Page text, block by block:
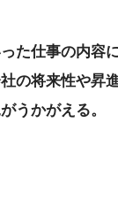
た仕事の内容
の将来性や昇
うかがえる。